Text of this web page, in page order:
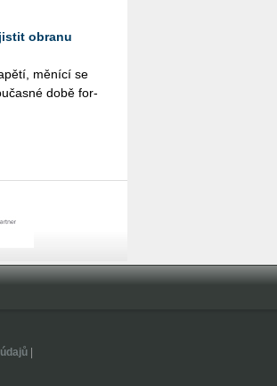
obranu
mě­ní­cí se
době for­
|